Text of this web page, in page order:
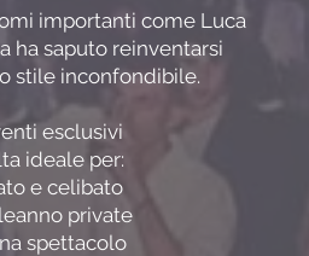
importanti come Luca
ha saputo reinventarsi
stile inconfondibile.
esclusivi
ideale per:
e celibato
private
spettacolo